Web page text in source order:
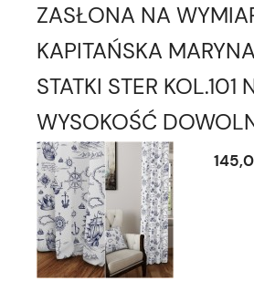
ZASŁONA NA
KAPITAŃSKA
STATKI STER KOL.101
WYSOKOŚĆ